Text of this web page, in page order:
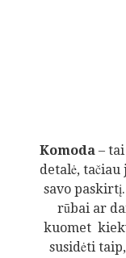
Komoda –
detalė,
savo
rūbai ar
kuomet
susidėti